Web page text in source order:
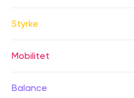
Styrke
Mobilitet
Balance